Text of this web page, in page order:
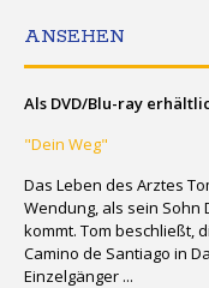
ANSEHEN
Als DVD/Blu-ray
"Dein Weg"
Das Leben des Arztes
Wendung, als sein Sohn
kommt. Tom beschließt,
Camino de Santiago in
Einzelgänger ...